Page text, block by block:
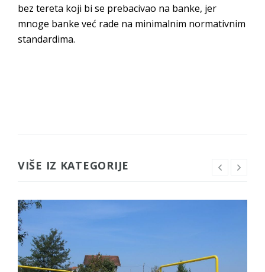
bez tereta koji bi se prebacivao na banke, jer
mnoge banke već rade na minimalnim normativnim
standardima.
VIŠE IZ KATEGORIJE